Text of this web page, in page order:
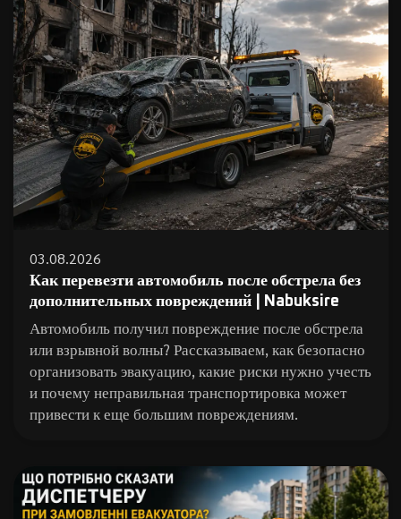
03.08.2026
Как перевезти автомобиль после обстрела без
дополнительных повреждений | Nabuksire
Автомобиль получил повреждение после обстрела
или взрывной волны? Рассказываем, как безопасно
организовать эвакуацию, какие риски нужно учесть
и почему неправильная транспортировка может
привести к еще большим повреждениям.